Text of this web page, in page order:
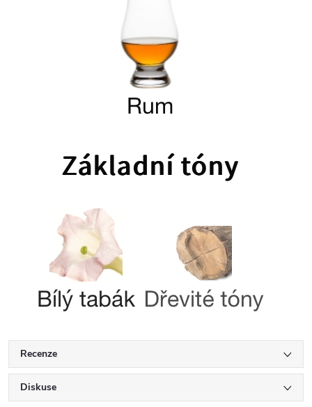
Recenze
Diskuse